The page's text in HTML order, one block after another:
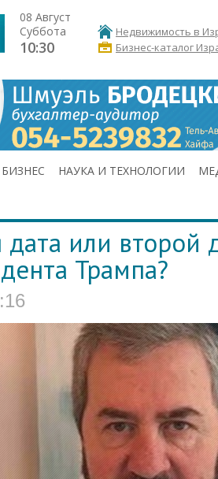
08 Август
Суббота
10:30
Недвижимость в
Бизнес-каталог
БИЗНЕС НАУКА И ТЕХНОЛОГИИ
дата или второй
Трампа?